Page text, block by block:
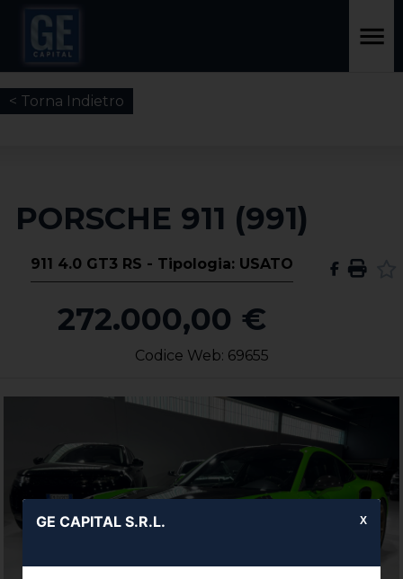
< Torna Indietro
Codice Web: 69655
PORSCHE 911 (991)
911 4.0 GT3 RS - Tipologia: USATO
272.000,00 €
GE CAPITAL S.R.L. X